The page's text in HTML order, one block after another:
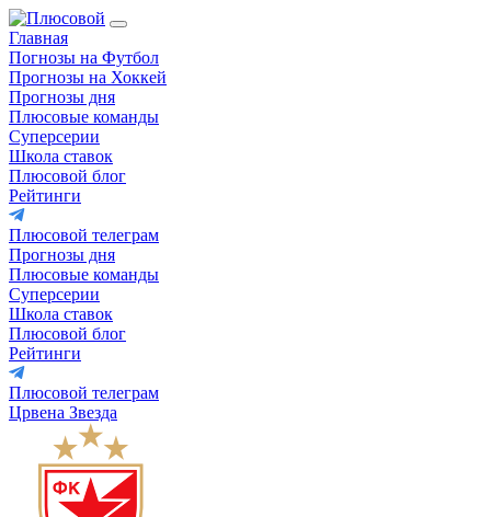
Главная
Погнозы на Футбол
Прогнозы на Хоккей
Прогнозы дня
Плюсовые команды
Суперсерии
Школа ставок
Плюсовой блог
Рейтинги
Плюсовой телеграм
Прогнозы дня
Плюсовые команды
Суперсерии
Школа ставок
Плюсовой блог
Рейтинги
Плюсовой телеграм
Црвена Звезда